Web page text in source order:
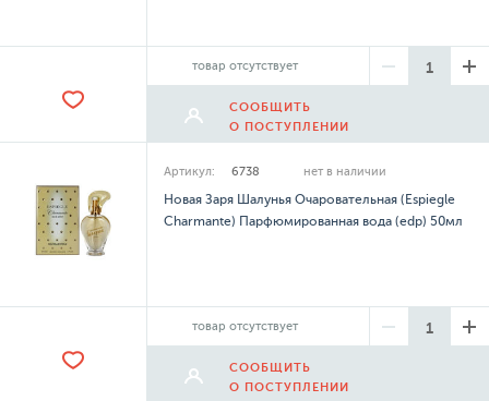
товар отсутствует
СООБЩИТЬ
О ПОСТУПЛЕНИИ
Артикул: 6738 нет в наличии
Новая Заря Шалунья Очаровательная (Espiegle
Charmante) Парфюмированная вода (edp) 50мл
товар отсутствует
СООБЩИТЬ
О ПОСТУПЛЕНИИ